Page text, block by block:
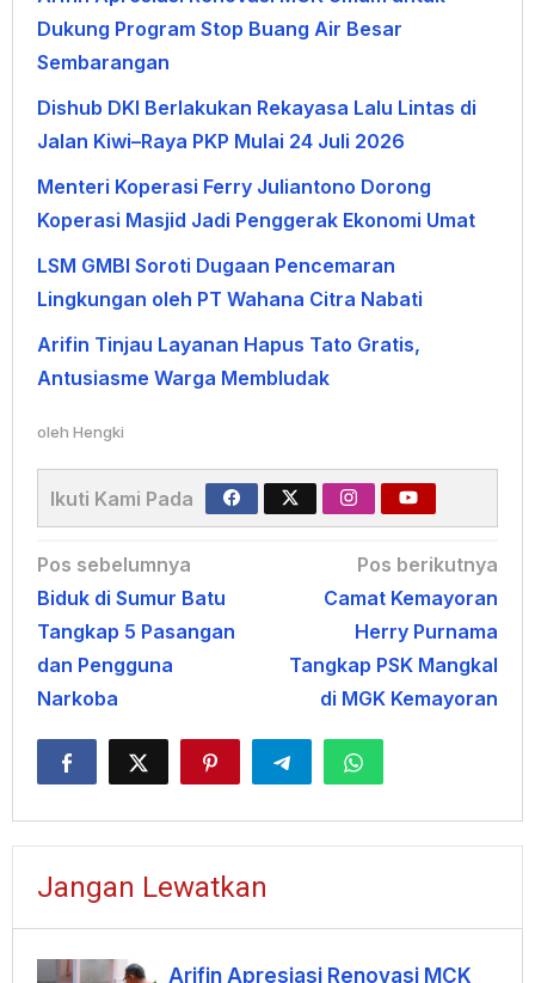
Dukung Program Stop Buang Air Besar
Sembarangan
Dishub DKI Berlakukan Rekayasa Lalu Lintas di
Jalan Kiwi–Raya PKP Mulai 24 Juli 2026
Menteri Koperasi Ferry Juliantono Dorong
Koperasi Masjid Jadi Penggerak Ekonomi Umat
LSM GMBI Soroti Dugaan Pencemaran
Lingkungan oleh PT Wahana Citra Nabati
Arifin Tinjau Layanan Hapus Tato Gratis,
Antusiasme Warga Membludak
oleh Hengki
Ikuti Kami Pada
Navigasi
pos
Pos sebelumnya
Biduk di Sumur Batu
Tangkap 5 Pasangan
dan Pengguna
Narkoba
Pos berikutnya
Camat Kemayoran
Herry Purnama
Tangkap PSK Mangkal
di MGK Kemayoran
Jangan Lewatkan
Arifin Apresiasi Renovasi MCK